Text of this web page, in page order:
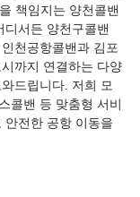
책임지는 양천콜밴
서든 양천구콜밴
천공항콜밴과 김포
까지 연결하는 다양
드립니다. 저희 모
콜밴 등 맞춤형 서비
안전한 공항 이동을